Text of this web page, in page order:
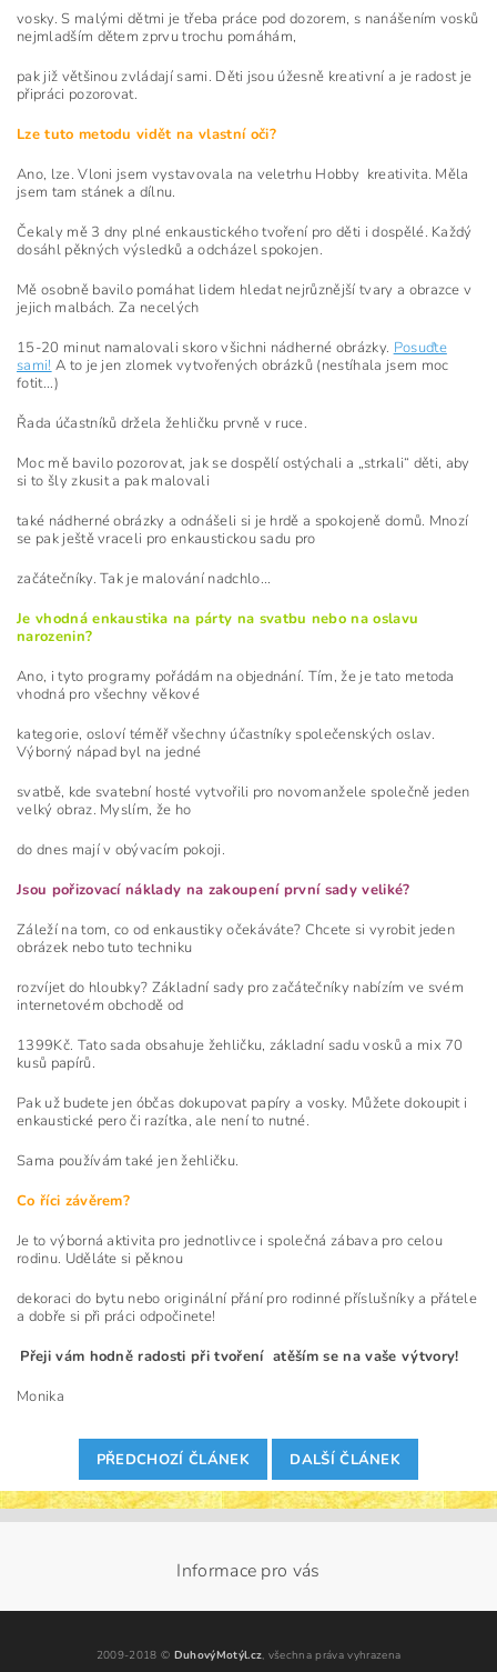
vosky. S malými dětmi je třeba práce pod dozorem, s nanášením vosků
nejmladším dětem zprvu trochu pomáhám,
pak již většinou zvládají sami. Děti jsou úžesně kreativní a je radost je
připráci pozorovat.
Lze tuto metodu vidět na vlastní oči?
Ano, lze. Vloni jsem vystavovala na veletrhu Hobby ­ kreativita. Měla
jsem tam stánek a dílnu.
Čekaly mě 3 dny plné enkaustického tvoření pro děti i dospělé. Každý
dosáhl pěkných výsledků a odcházel spokojen.
Mě osobně bavilo pomáhat lidem hledat nejrůznější tvary a obrazce v
jejich malbách. Za necelých
15-20 minut namalovali skoro všichni nádherné obrázky. Posuďte
sami! A to je jen zlomek vytvořených obrázků (nestíhala jsem moc
fotit...)
Řada účastníků držela žehličku prvně v ruce.
Moc mě bavilo pozorovat, jak se dospělí ostýchali a „strkali“ děti, aby
si to šly zkusit a pak malovali
také nádherné obrázky a odnášeli si je hrdě a spokojeně domů. Mnozí
se pak ještě vraceli pro enkaustickou sadu pro
začátečníky. Tak je malování nadchlo...
Je vhodná enkaustika na párty na svatbu nebo na oslavu
narozenin?
Ano, i tyto programy pořádám na objednání. Tím, že je tato metoda
vhodná pro všechny věkové
kategorie, osloví téměř všechny účastníky společenských oslav.
Výborný nápad byl na jedné
svatbě, kde svatební hosté vytvořili pro novomanžele společně jeden
velký obraz. Myslím, že ho
do dnes mají v obývacím pokoji.
Jsou pořizovací náklady na zakoupení první sady veliké?
Záleží na tom, co od enkaustiky očekáváte? Chcete si vyrobit jeden
obrázek nebo tuto techniku
rozvíjet do hloubky? Základní sady pro začátečníky nabízím ve svém
internetovém obchodě od
1399Kč. Tato sada obsahuje žehličku, základní sadu vosků a mix 70
kusů papírů.
Pak už budete jen óbčas dokupovat papíry a vosky. Můžete dokoupit i
enkaustické pero či razítka, ale není to nutné.
Sama používám také jen žehličku.
Co říci závěrem?
Je to výborná aktivita pro jednotlivce i společná zábava pro celou
rodinu. Uděláte si pěknou
dekoraci do bytu nebo originální přání pro rodinné příslušníky a přátele
a dobře si při práci odpočinete!
Přeji vám hodně radosti při tvoření atěším se na vaše výtvory!
Monika
PŘEDCHOZÍ ČLÁNEK DALŠÍ ČLÁNEK
Informace pro vás
2009-2018 © DuhovýMotýl.cz, všechna práva vyhrazena